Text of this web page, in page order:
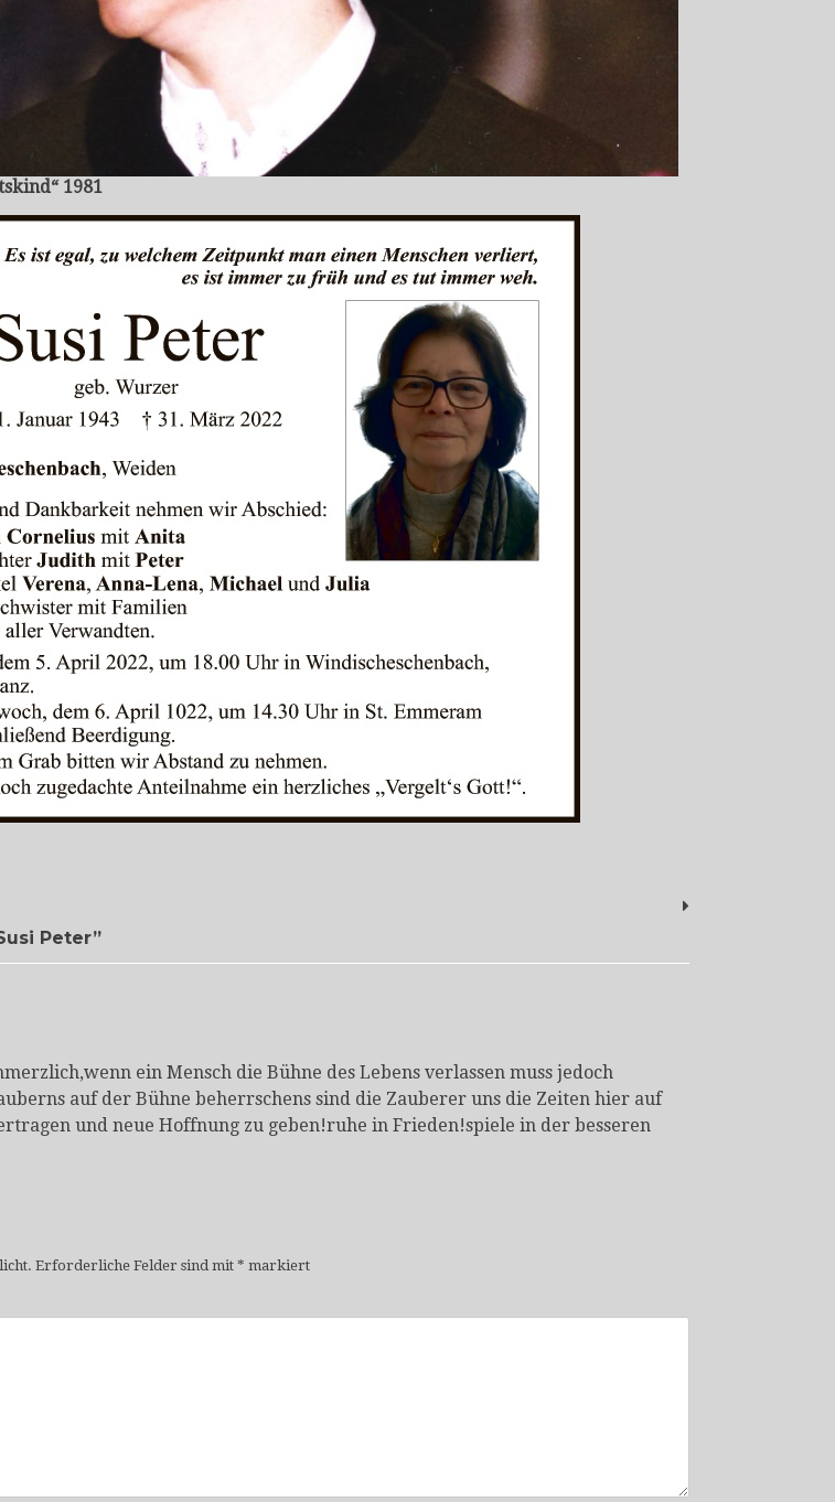
1981
Peter”
ein Mensch die Bühne des Lebens verlassen muss jedoch
auf der Bühne beherrschens sind die Zauberer uns die Zeiten hier auf
und neue Hoffnung zu geben!ruhe in Frieden!spiele in der besseren
Erforderliche Felder sind mit * markiert